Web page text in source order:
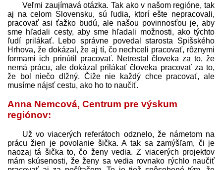
Veľmi zaujímavá otázka. Tak ako v našom regióne, tak
aj na celom Slovensku, sú ľudia, ktorí ešte nepracovali,
pracovať asi ťažko budú, ale našou povinnosťou je, aby
sme hľadali cesty, aby sme hľadali možnosti, ako týchto
ľudí prilákať. Lebo správne povedal starosta Spišského
Hrhova, že dokázal, že aj tí, čo nechceli pracovať, rôznymi
formami ich prinútil pracovať. Netrestal človeka za to, že
nemá prácu, ale dokázal prilákať človeka pracovať za to,
že bol niečo dlžný. Čiže nie každý chce pracovať, ale
musíme nájsť cestu, ako ho to naučiť.
Anna Nemcová, Centrum pre výskum
regiónov:
Už vo viacerých referátoch odznelo, že námetom na
prácu žien je povolanie šička. A tak sa zamýšľam, či je
naozaj tá šička to, čo ženy vedia. Z viacerých projektov
mám skúsenosti, že ženy sa vedia rovnako rýchlo naučiť